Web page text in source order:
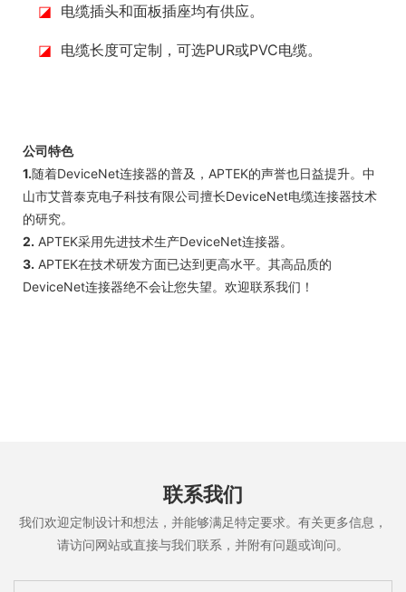
◪ 电缆插头和面板插座均有供应。
◪ 电缆长度可定制，可选PUR或PVC电缆。
公司特色
1.随着DeviceNet连接器的普及，APTEK的声誉也日益提升。中
山市艾普泰克电子科技有限公司擅长DeviceNet电缆连接器技术
的研究。
2. APTEK采用先进技术生产DeviceNet连接器。
3. APTEK在技术研发方面已达到更高水平。其高品质的
DeviceNet连接器绝不会让您失望。欢迎联系我们！
联系我们
我们欢迎定制设计和想法，并能够满足特定要求。有关更多信息，
请访问网站或直接与我们联系，并附有问题或询问。